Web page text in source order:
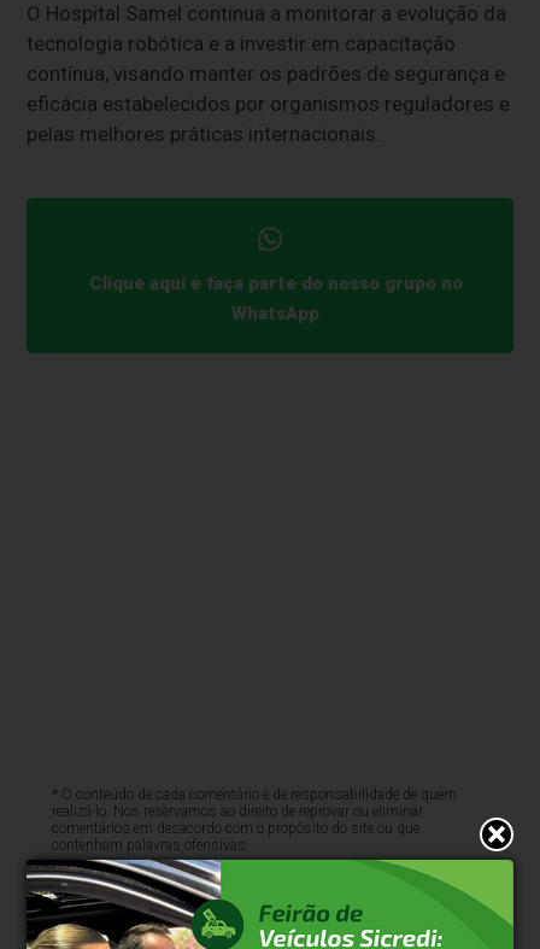
O Hospital Samel continua a monitorar a evolução da
tecnologia robótica e a investir em capacitação
contínua, visando manter os padrões de segurança e
eficácia estabelecidos por organismos reguladores e
pelas melhores práticas internacionais.
Clique aqui e faça parte do nosso grupo no
WhatsApp
* O conteúdo de cada comentário é de responsabilidade de quem
realizá-lo. Nos reservamos ao direito de reprovar ou eliminar
comentários em desacordo com o propósito do site ou que
contenham palavras ofensivas.